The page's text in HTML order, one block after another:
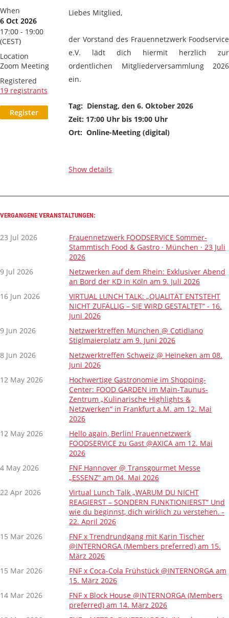
When
6 Oct 2026
17:00 - 19:00
(CEST)
Location
Zoom Meeting
Registered
19 registrants
Liebes Mitglied,
der Vorstand des Frauennetzwerk Foodservice
e.V. lädt dich hiermit herzlich zur
ordentlichen Mitgliederversammlung 2026
ein.
Tag: Dienstag, den 6. Oktober 2026
Zeit: 17:00 Uhr bis 19:00 Uhr
Ort: Online-Meeting (digital)
Show details
VERGANGENE VERANSTALTUNGEN:
23 Jul 2026
Frauennetzwerk FOODSERVICE Sommer-
Stammtisch Food & Gastro · München · 23 Juli
2026
9 Jul 2026
Netzwerken auf dem Rhein: Exklusiver Abend
an Bord der KD in Köln am 9. Juli 2026
16 Jun 2026
VIRTUAL LUNCH TALK: „QUALITÄT ENTSTEHT
NICHT ZUFÄLLIG – SIE WIRD GESTALTET“ - 16.
Juni 2026
9 Jun 2026
Netzwerktreffen München @ Cotidiano
Stiglmaierplatz am 9. Juni 2026
8 Jun 2026
Netzwerktreffen Schweiz @ Heineken am 08.
Juni 2026
12 May 2026
Hochwertige Gastronomie im Shopping-
Center: FOOD GARDEN im Main-Taunus-
Zentrum „Kulinarische Highlights &
Netzwerken“ in Frankfurt a.M. am 12. Mai
2026
12 May 2026
Hello again, Berlin! Frauennetzwerk
FOODSERVICE zu Gast @AXICA am 12. Mai
2026
4 May 2026
FNF Hannover @ Transgourmet Messe
„ESSENZ“ am 04. Mai 2026
22 Apr 2026
Virtual Lunch Talk „WARUM DU NICHT
REAGIERST – SONDERN FUNKTIONIERST“ Und
wie du beginnst, dich wirklich zu verstehen. -
22. April 2026
15 Mar 2026
FNF x Trendrundgang mit Karin Tischer
@INTERNORGA (Members preferred) am 15.
März 2026
15 Mar 2026
FNF x Coca-Cola Frühstück @INTERNORGA am
15. März 2026
14 Mar 2026
FNF x Block House @INTERNORGA (Members
preferred) am 14. März 2026